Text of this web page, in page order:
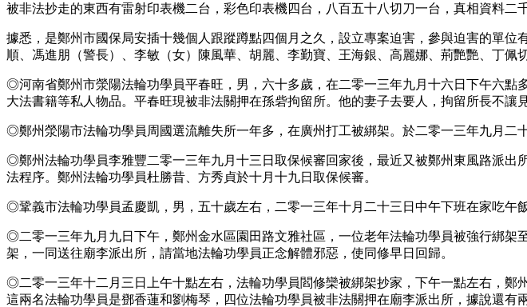
被非法抄走的東西有雷射印表機二台，彩色印表機四台，八百五十八切刀一台，真相資料二
據悉，是鄭州市國保局安插十幾個人跟蹤蹲點四個月之久，設立專案迫害，參與迫害的單
順、馮進朋（警長）、李敏（女）陳風華、胡麗、李勤寶、王海銀、高麗娜、荊艷艷、丁佩
◎河南省鄭州市滎陽法輪功學員平春旺，男，六十多歲，在二零一三年九月十六日下午六
大法書籍等私人物品。平春旺現被非法關押在孫砦拘留所。他的妻子去要人，拘留所長不讓
◎鄭州滎陽市法輪功學員周國選流離失所一年多，在廣州打工被綁架。於二零一三年九月二
◎鄭州法輪功學員李雅豐二零一三年九月十三日取保候審回家後，最近又被鄭州東風路派
法程序。鄭州法輪功學員杜勝昔、方秀貞於十月十九日取保候審。
◎鞏義市法輪功學員孟慶凱，男，五十歲左右，二零一三年十月二十三日中午下班在家吃午
◎二零一三年九月九日下午，鄭州金水區園田路文雅社區，一位老年法輪功學員被強行綁
架，一同送往廟李派出所，請當地法輪功學員正念解體邪惡，使同修早日回歸。
◎二零一三年十二月三日上午十點左右，法輪功學員閻修欒被綁架抄家，下午一點左右，鄭
這兩名法輪功學員是鄧香蓮和劉梅琴，四位法輪功學員被非法關押在廟李派出所，據說還